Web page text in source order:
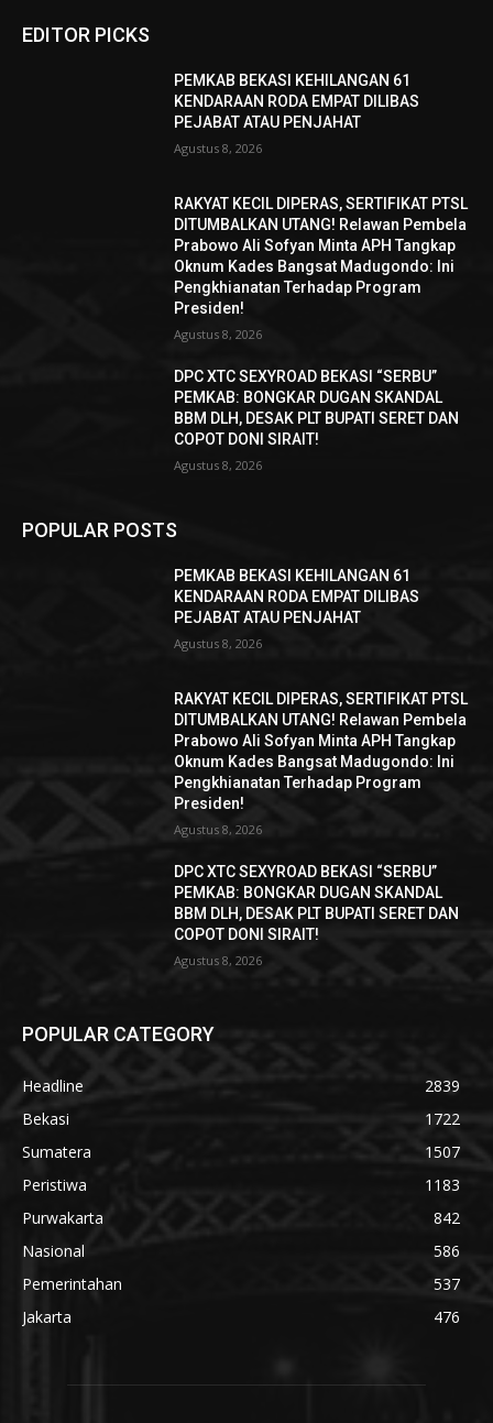
EDITOR PICKS
PEMKAB BEKASI KEHILANGAN 61
KENDARAAN RODA EMPAT DILIBAS
PEJABAT ATAU PENJAHAT
Agustus 8, 2026
RAKYAT KECIL DIPERAS, SERTIFIKAT PTSL
DITUMBALKAN UTANG! Relawan Pembela
Prabowo Ali Sofyan Minta APH Tangkap
Oknum Kades Bangsat Madugondo: Ini
Pengkhianatan Terhadap Program
Presiden!
Agustus 8, 2026
DPC XTC SEXYROAD BEKASI “SERBU”
PEMKAB: BONGKAR DUGAN SKANDAL
BBM DLH, DESAK PLT BUPATI SERET DAN
COPOT DONI SIRAIT!
Agustus 8, 2026
POPULAR POSTS
PEMKAB BEKASI KEHILANGAN 61
KENDARAAN RODA EMPAT DILIBAS
PEJABAT ATAU PENJAHAT
Agustus 8, 2026
RAKYAT KECIL DIPERAS, SERTIFIKAT PTSL
DITUMBALKAN UTANG! Relawan Pembela
Prabowo Ali Sofyan Minta APH Tangkap
Oknum Kades Bangsat Madugondo: Ini
Pengkhianatan Terhadap Program
Presiden!
Agustus 8, 2026
DPC XTC SEXYROAD BEKASI “SERBU”
PEMKAB: BONGKAR DUGAN SKANDAL
BBM DLH, DESAK PLT BUPATI SERET DAN
COPOT DONI SIRAIT!
Agustus 8, 2026
POPULAR CATEGORY
Headline
2839
Bekasi
1722
Sumatera
1507
Peristiwa
1183
Purwakarta
842
Nasional
586
Pemerintahan
537
Jakarta
476